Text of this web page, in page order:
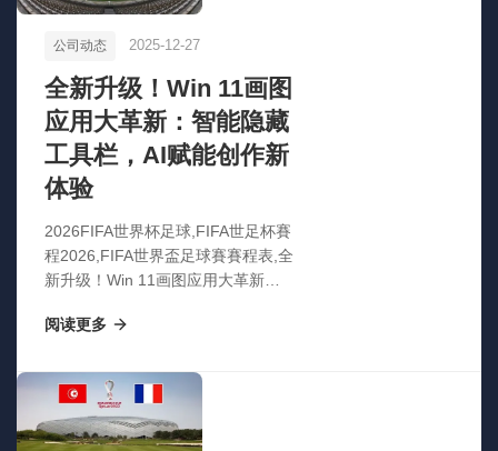
公司动态 2025-12-27
全新升级！Win 11画图
应用大革新：智能隐藏
工具栏，AI赋能创作新
体验
2026FIFA世界杯足球,FIFA世足杯賽
程2026,FIFA世界盃足球賽賽程表,全
新升级！Win 11画图应用大革新：
阅读更多